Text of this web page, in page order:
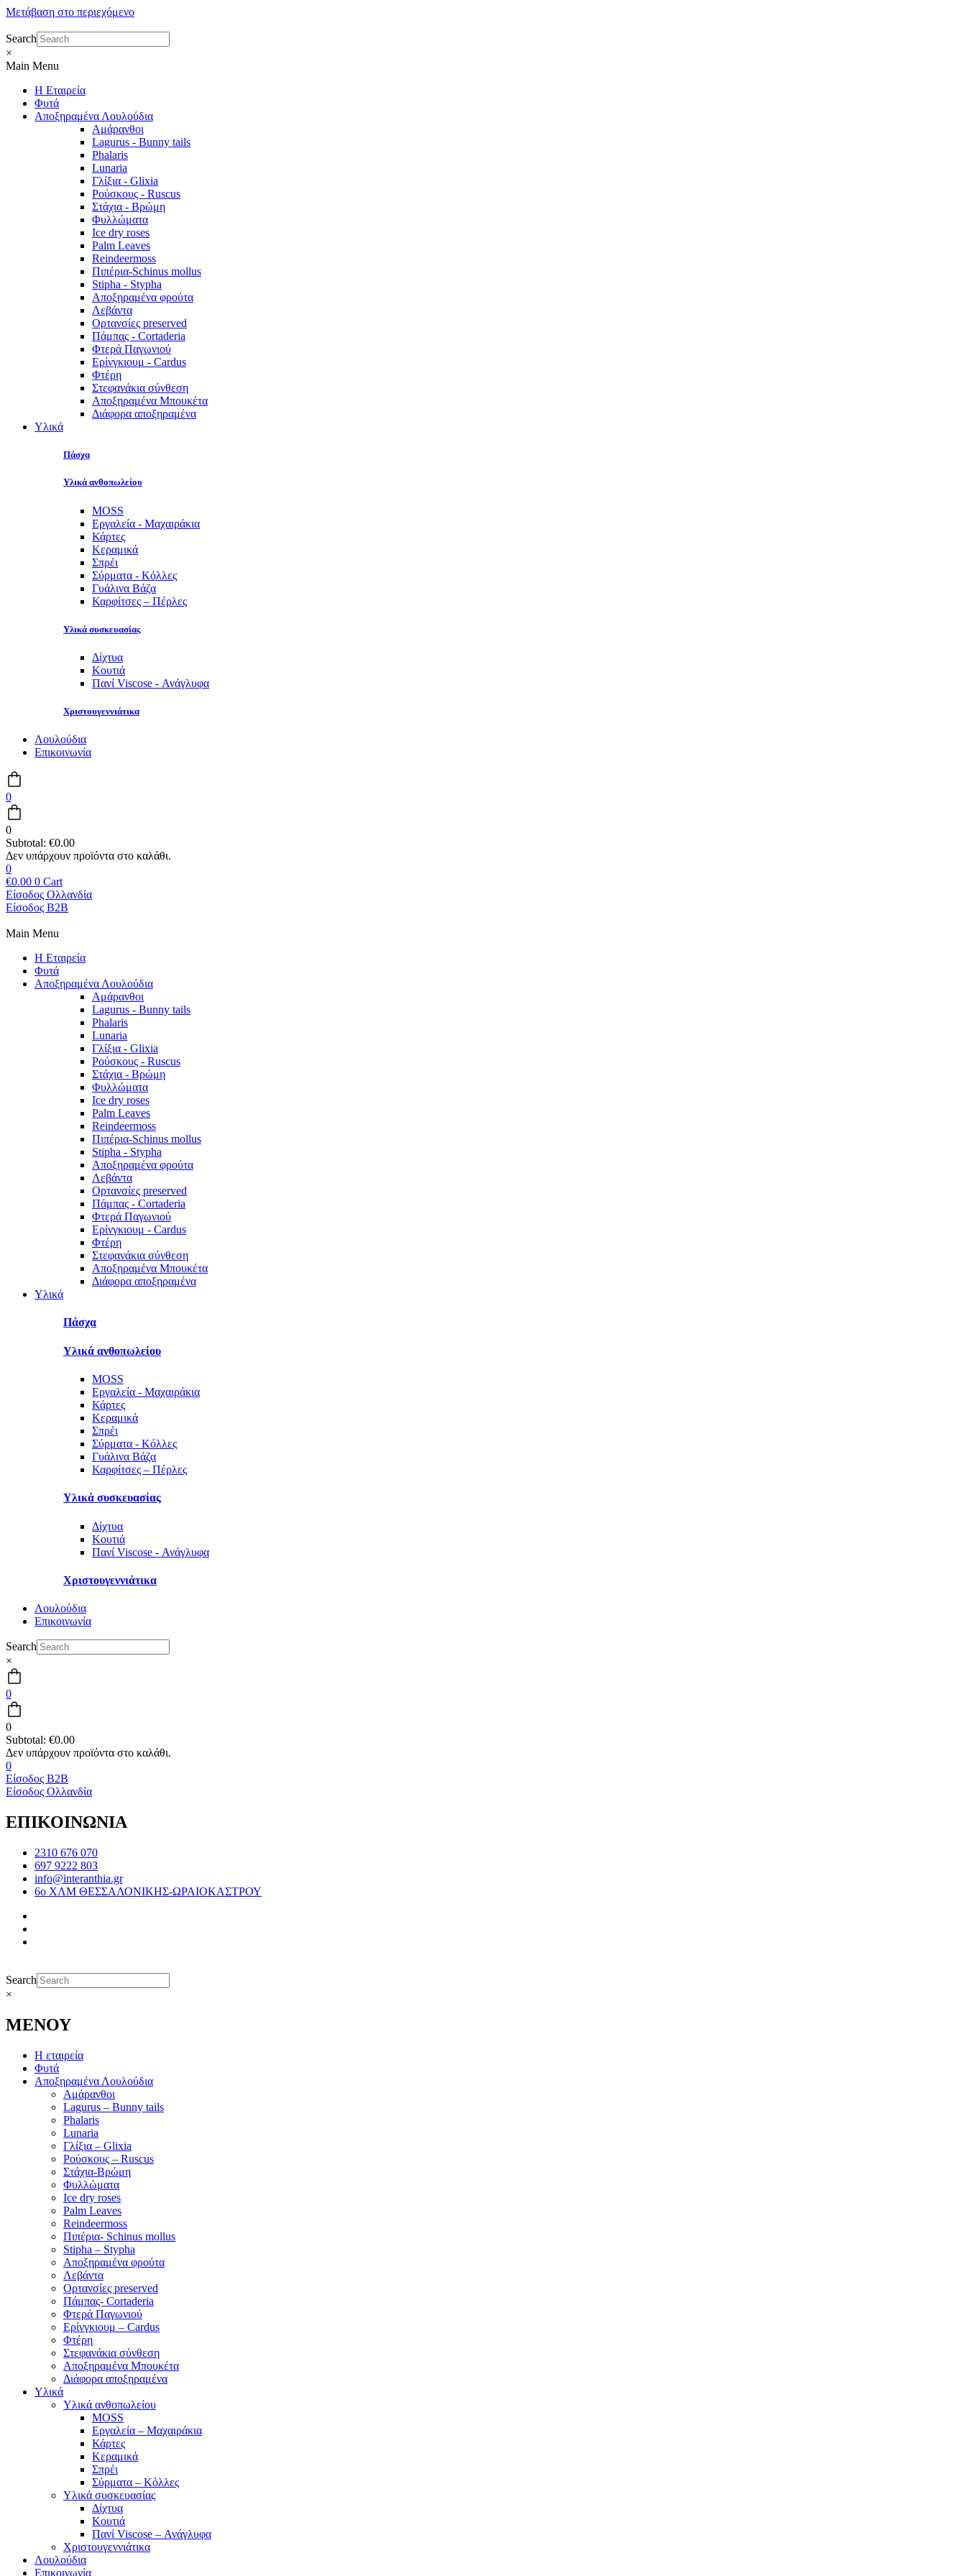
Μετάβαση στο περιεχόμενο
Search
×
Main Menu
Η Εταιρεία
Φυτά
Αποξηραμένα Λουλούδια
Αμάρανθοι
Lagurus - Bunny tails
Phalaris
Lunaria
Γλίξια - Glixia
Ρούσκους - Ruscus
Στάχια - Βρώμη
Φυλλώματα
Ice dry roses
Palm Leaves
Reindeermoss
Πιπέρια-Schinus mollus
Stipha - Stypha
Αποξηραμένα φρούτα
Λεβάντα
Ορτανσίες preserved
Πάμπας - Cortaderia
Φτερά Παγωνιού
Ερίνγκιουμ - Cardus
Φτέρη
Στεφανάκια σύνθεση
Αποξηραμένα Μπουκέτα
Διάφορα αποξηραμένα
Υλικά
Πάσχα
Υλικά ανθοπωλείου
MOSS
Εργαλεία - Μαχαιράκια
Κάρτες
Κεραμικά
Σπρέι
Σύρματα - Κόλλες
Γυάλινα Βάζα
Καρφίτσες – Πέρλες
Υλικά συσκευασίας
Δίχτυα
Κουτιά
Πανί Viscose - Ανάγλυφα
Χριστουγεννιάτικα
Λουλούδια
Επικοινωνία
0
0
Subtotal: €0.00
0
€0.00 0 Cart
Είσοδος Ολλανδία
Είσοδος B2B
Main Menu
Η Εταιρεία
Φυτά
Αποξηραμένα Λουλούδια
Αμάρανθοι
Lagurus - Bunny tails
Phalaris
Lunaria
Γλίξια - Glixia
Ρούσκους - Ruscus
Στάχια - Βρώμη
Φυλλώματα
Ice dry roses
Palm Leaves
Reindeermoss
Πιπέρια-Schinus mollus
Stipha - Stypha
Αποξηραμένα φρούτα
Λεβάντα
Ορτανσίες preserved
Πάμπας - Cortaderia
Φτερά Παγωνιού
Ερίνγκιουμ - Cardus
Φτέρη
Στεφανάκια σύνθεση
Αποξηραμένα Μπουκέτα
Διάφορα αποξηραμένα
Υλικά
Πάσχα
Υλικά ανθοπωλείου
MOSS
Εργαλεία - Μαχαιράκια
Κάρτες
Κεραμικά
Σπρέι
Σύρματα - Κόλλες
Γυάλινα Βάζα
Καρφίτσες – Πέρλες
Υλικά συσκευασίας
Δίχτυα
Κουτιά
Πανί Viscose - Ανάγλυφα
Χριστουγεννιάτικα
Λουλούδια
Επικοινωνία
Search
×
0
0
Subtotal: €0.00
0
Είσοδος B2B
Είσοδος Ολλανδία
ΕΠΙΚΟΙΝΩΝΙΑ
2310 676 070
697 9222 803
info@interanthia.gr
6ο ΧΛΜ ΘΕΣΣΑΛΟΝΙΚΗΣ-ΩΡΑΙΟΚΑΣΤΡΟΥ
Search
×
ΜΕΝΟΥ
Η εταιρεία
Φυτά
Αποξηραμένα Λουλούδια
Αμάρανθοι
Lagurus – Bunny tails
Phalaris
Lunaria
Γλίξια – Glixia
Ρούσκους – Ruscus
Στάχια-Βρώμη
Φυλλώματα
Ice dry roses
Palm Leaves
Reindeermoss
Πιπέρια- Schinus mollus
Stipha – Stypha
Αποξηραμένα φρούτα
Λεβάντα
Ορτανσίες preserved
Πάμπας- Cortaderia
Φτερά Παγωνιού
Ερίνγκιουμ – Cardus
Φτέρη
Στεφανάκια σύνθεση
Αποξηραμένα Μπουκέτα
Διάφορα αποξηραμένα
Υλικά
Υλικά ανθοπωλείου
MOSS
Εργαλεία – Μαχαιράκια
Κάρτες
Κεραμικά
Σπρέι
Σύρματα – Κόλλες
Υλικά συσκευασίας
Δίχτυα
Κουτιά
Πανί Viscose – Ανάγλυφα
Χριστουγεννιάτικα
Λουλούδια
Επικοινωνία